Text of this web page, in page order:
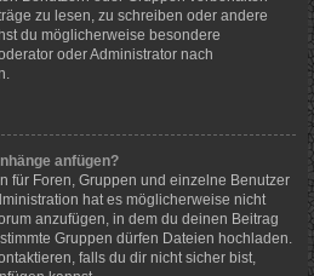
zu lesen, zu schreiben oder andere
du möglicherweise besondere
oder Administrator nach
anfügen?
für Foren, Gruppen und einzelne Benutzer
hat es möglicherweise nicht
anzufügen, in dem du deinen Beitrag
Gruppen dürfen Dateien hochladen.
falls du dir nicht sicher bist,